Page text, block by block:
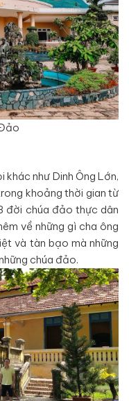
như Dinh Ông Lớn,
khoảng thời gian từ
đời chúa đảo thực dân
về những gì cha ông
và tàn bạo mà những
chúa đảo.